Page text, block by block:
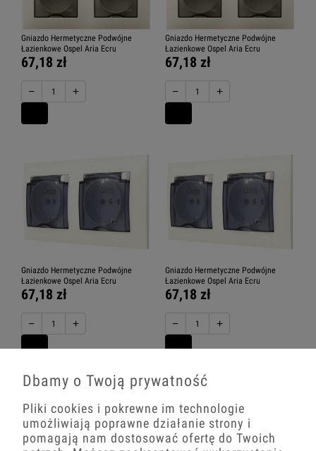
Gniazdo Hermetyczne Podwójne
Łazienkowe Ospel Aria Ecru
67,18 zł
− +
Gniazdo Hermetyczne Podwójne
Łazienkowe Ospel Aria Ecru
67,18 zł
− +
Gniazdo Hermetyczne Podwójne
Łazienkowe Ospel Aria Ecru
67,18 zł
− +
Gniazdo Hermetyczne Podwójne
Łazienkowe Ospel Aria Ecru
67,18 zł
− +
Dbamy o Twoją prywatność
Pliki cookies i pokrewne im technologie
umożliwiają poprawne działanie strony i
pomagają nam dostosować ofertę do Twoich